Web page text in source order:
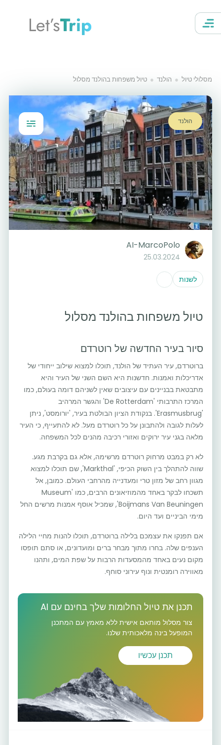
Let’sTrip
מסלולי טיול הולנד טיול משפחות בהולנד מסלול
הולנד
AI-MarcoPolo
25.03.2024
לשנות
טיול משפחות בהולנד מסלול
סיור בעיר החדשה של רוטרדם
ברוטרדם, עיר העתיד של הולנד, תוכלו למצוא שילוב ייחודי של
אדריכלות ואמנות. חדשנות היא השם השני של העיר והיא
מתבטאת בבניינים עם עיצובים שאין לשניהם דומה בעולם, כמו
המרכז התרבותי 'De Rotterdam' והגשר המרהיב
'Erasmusbrug'. בנקודת הציון הבולטת בעיר, 'יורומסט', ניתן
לעלות לגובה ולהתבונן על כל רוטרדם מעל. לא להתעייף, כי העיר
מלאה בגני עיר ירוקים ואזורי רכיבה מהנים לכל המשפחה.
לא רק במבט מרחוק רוטרדם מרשימה, אלא גם בקרבת מגע.
שווה להתהלך בין השוק הכיפי, 'Markthal', שם תוכלו למצוא
מגוון רחב של מזון טרי ומעדנייה מהרחבי העולם. כמובן, אל
תשכחו לבקר באחד מהמוזיאונים הרבים, כמו 'Museum
Boijmans Van Beuningen', שמכיל אוסף אמנות מרשים החל
מימי הביניים ועד היום.
אם תפנקו את עצמכם בלילה ברוטרדם, תוכלו להנות מחיי הלילה
הענפים שלה. בחרו מתוך מבחר ברים ומועדונים, או סתם תופסו
מקום נעים באחד מהמסעדות הרבות על שפת המים, ותהנו
מאווירה רומנטית ונוף עירוני סוחף.
תכנן את טיול החלומות שלך בחינם עם AI
צור מסלול מותאם אישית ללא מאמץ עם המתכנן
המופעל בינה מלאכותית שלנו.
תכנן עכשיו